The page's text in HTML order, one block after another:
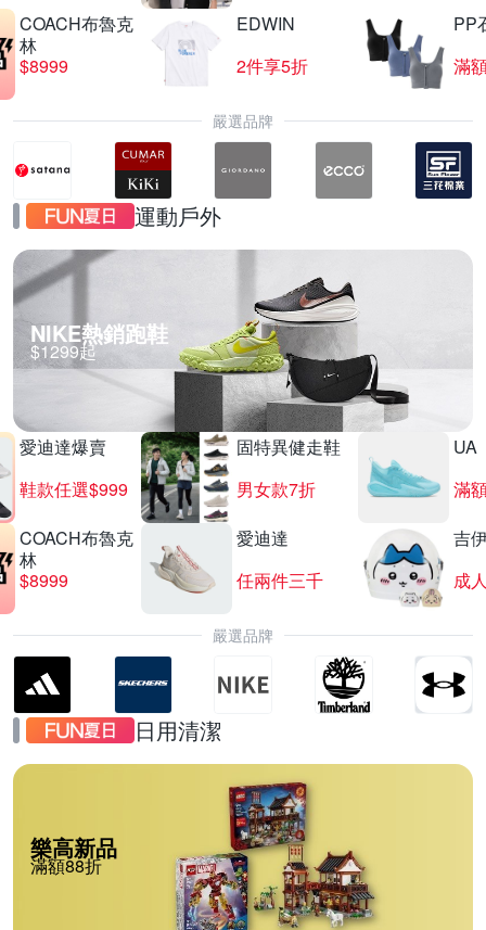
COACH布魯克
林
$8999
EDWIN
2件享5折
PP
滿
嚴選品牌
運動戶外
NIKE熱銷跑鞋
$1299起
愛迪達爆賣
鞋款任選$999
固特異健走鞋
男女款7折
UA
滿
COACH布魯克
林
$8999
愛迪達
任兩件三千
吉
嚴選品牌
日用清潔
樂高新品
滿額88折